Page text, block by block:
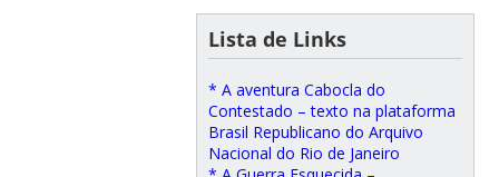
Lista de Links
* A aventura Cabocla do
Contestado – texto na plataforma
Brasil Republicano do Arquivo
Nacional do Rio de Janeiro